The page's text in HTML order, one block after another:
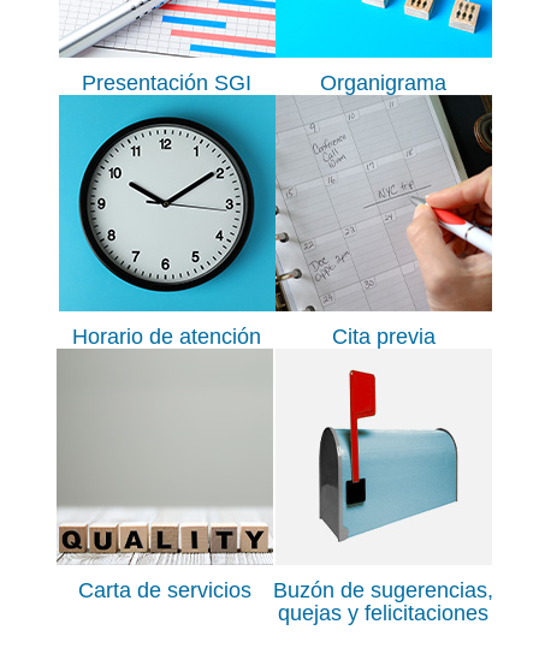
Presentación SGI Organigrama
Horario de atención Cita previa
Carta de servicios
Buzón de sugerencias,
quejas y felicitaciones